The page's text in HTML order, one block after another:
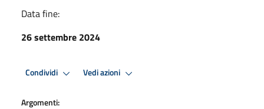
Data fine:
26 settembre 2024
Condividi Vedi azioni
Argomenti: